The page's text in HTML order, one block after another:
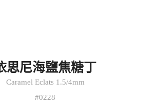
思尼海鹽焦糖丁
Caramel Eclats 1.5/4mm
#0228